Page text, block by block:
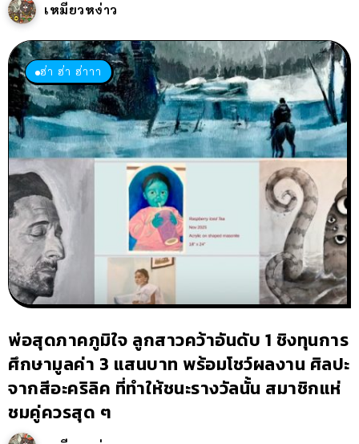
เหมียวหง่าว
ฮ่า ฮ่า ฮ่าาา
พ่อสุดภาคภูมิใจ ลูกสาวคว้าอันดับ 1 ชิงทุนการ
ศึกษามูลค่า 3 แสนบาท พร้อมโชว์ผลงาน ศิลปะ
จากสีอะคริลิค ที่ทำให้ชนะรางวัลนั้น สมาชิกแห่
ชมคู่ควรสุด ๆ